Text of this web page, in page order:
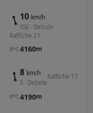
10 km/h
SSE · Debole
Raffiche 21
0°C 4160m
8 km/h
S · Debole
Raffiche 17
0°C 4190m